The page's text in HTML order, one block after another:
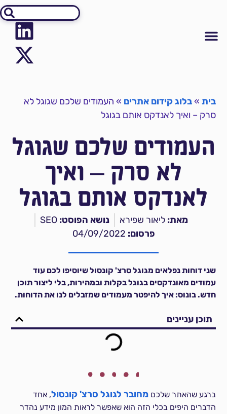
בית »בלוג קידום אתרים » העמודים שלכם שגוגל לא
סרק – ואיך לאנדקס אותם בגוגל
העמודים שלכם שגוגל
לא סרק – ואיך
לאנדקס אותם בגוגל
מאת: ליאור שפירא נושא הפוסט: SEO
פרסום: 04/09/2022
שני דוחות נפלאים מגוגל סרצ' קונסול שיוסיפו לכם עוד
עמודים מאונדקסים בגוגל בקלות ובמהירות, בלי ליצור תוכן
חדש. בונוס: איך להיפטר מעמודים שמזבלים לנו את הדוחות.
תוכן עניינים
ברגע שהאתר שלכםמחובר לגוגל סרצ' קונסול, אחד
הדברים היפים בכלי הזה הוא שאפשר לראות המון מידע נהדר